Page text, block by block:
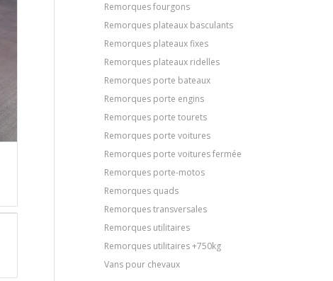
Remorques fourgons
Remorques plateaux basculants
Remorques plateaux fixes
Remorques plateaux ridelles
Remorques porte bateaux
Remorques porte engins
Remorques porte tourets
Remorques porte voitures
Remorques porte voitures fermée
Remorques porte-motos
Remorques quads
Remorques transversales
Remorques utilitaires
Remorques utilitaires +750kg
Vans pour chevaux